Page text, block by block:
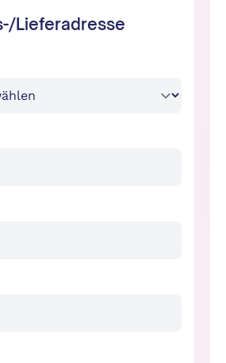
Lieferadresse